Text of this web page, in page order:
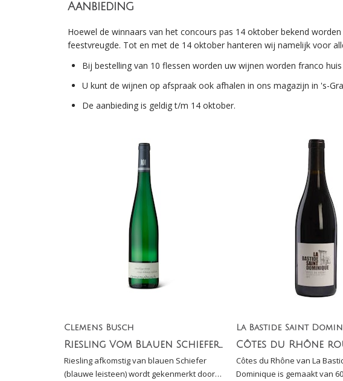
Aanbieding
Hoewel de winnaars van het concours pas 14 oktober bekend
feestvreugde. Tot en met de 14 oktober hanteren wij namelijk voor
Bij bestelling van 10 flessen worden uw wijnen worden franco huis
U kunt de wijnen op afspraak ook afhalen in ons magazijn in 's-
De aanbieding is geldig t/m 14 oktober.
Clemens Busch
Riesling Vom Blauen Schiefer Clemens Busch
Riesling afkomstig van blauen Schiefer
(blauwe leisteen) wordt gekenmerkt door
La Bastide Saint
Côtes du Rhône
Côtes du Rhône van La
Dominique is gemaakt van